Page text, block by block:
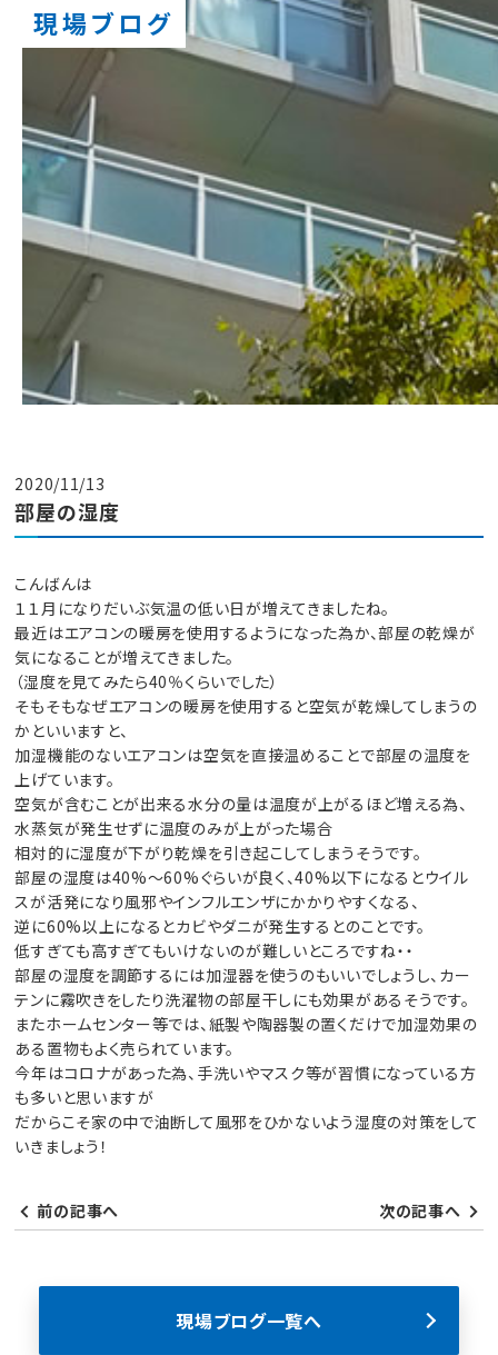
現場ブログ
2020/11/13
部屋の湿度
こんばんは
１１月になりだいぶ気温の低い日が増えてきましたね。
最近はエアコンの暖房を使用するようになった為か、部屋の乾燥が
気になることが増えてきました。
（湿度を見てみたら40％くらいでした）
そもそもなぜエアコンの暖房を使用すると空気が乾燥してしまうの
かといいますと、
加湿機能のないエアコンは空気を直接温めることで部屋の温度を
上げています。
空気が含むことが出来る水分の量は温度が上がるほど増える為、
水蒸気が発生せずに温度のみが上がった場合
相対的に湿度が下がり乾燥を引き起こしてしまうそうです。
部屋の湿度は40%～60%ぐらいが良く、40%以下になるとウイル
スが活発になり風邪やインフルエンザにかかりやすくなる、
逆に60%以上になるとカビやダニが発生するとのことです。
低すぎても高すぎてもいけないのが難しいところですね・・
部屋の湿度を調節するには加湿器を使うのもいいでしょうし、カー
テンに霧吹きをしたり洗濯物の部屋干しにも効果があるそうです。
またホームセンター等では、紙製や陶器製の置くだけで加湿効果の
ある置物もよく売られています。
今年はコロナがあった為、手洗いやマスク等が習慣になっている方
も多いと思いますが
だからこそ家の中で油断して風邪をひかないよう湿度の対策をして
いきましょう！
前の記事へ 次の記事へ
現場ブログ一覧へ